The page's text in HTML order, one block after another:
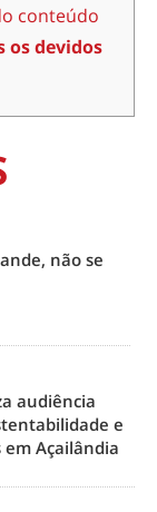
conteúdo
os devidos
não se
audiência
e
Açailândia